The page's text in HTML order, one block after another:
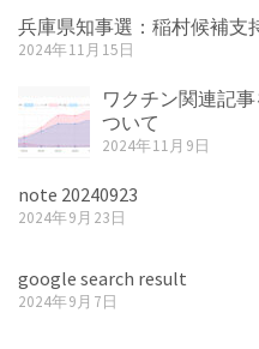
兵庫県知事選：稲村候補支
2024年11月15日
ワクチン関連記
ついて
2024年11月9日
note 20240923
2024年9月23日
google search result
2024年9月7日